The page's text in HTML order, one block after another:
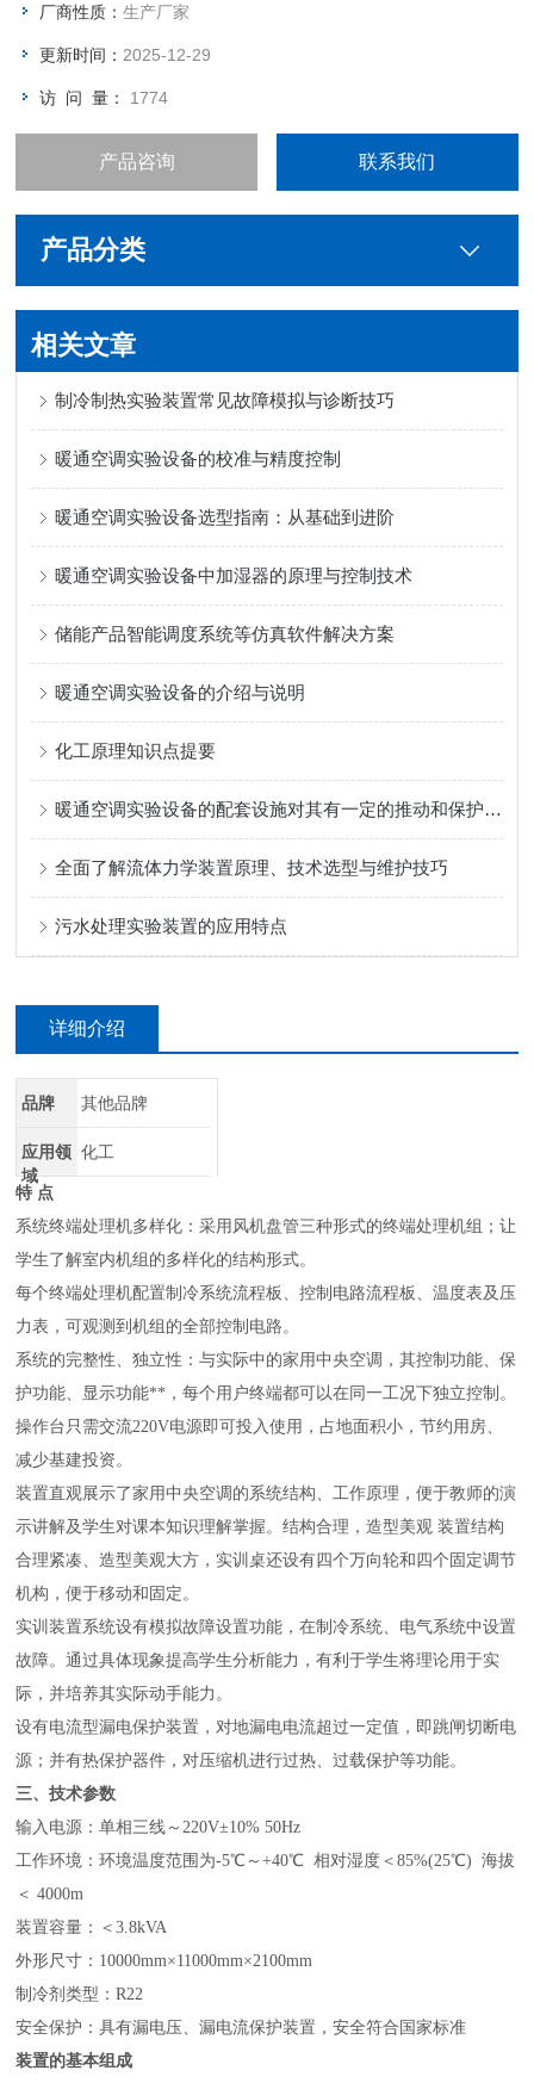
面的技
厂商性质：生产厂家
更新时间： 2025-12-29
访 问 量： 1774
产品咨询 联系我们
产品分类
相关文章
制冷制热实验装置常见故障模拟与诊断技巧
暖通空调实验设备的校准与精度控制
暖通空调实验设备选型指南：从基础到进阶
暖通空调实验设备中加湿器的原理与控制技术
储能产品智能调度系统等仿真软件解决方案
暖通空调实验设备的介绍与说明
化工原理知识点提要
暖通空调实验设备的配套设施对其有一定的推动和保护作用
全面了解流体力学装置原理、技术选型与维护技巧
污水处理实验装置的应用特点
详细介绍
品牌 其他品牌
应用领
域
化工
特 点
系统终端处理机多样化：采用风机盘管三种形式的终端处理机组；让
学生了解室内机组的多样化的结构形式。
每个终端处理机配置制冷系统流程板、控制电路流程板、温度表及压
力表，可观测到机组的全部控制电路。
系统的完整性、独立性：与实际中的家用中央空调，其控制功能、保
护功能、显示功能**，每个用户终端都可以在同一工况下独立控制。
操作台只需交流220V电源即可投入使用，占地面积小，节约用房、
减少基建投资。
装置直观展示了家用中央空调的系统结构、工作原理，便于教师的演
示讲解及学生对课本知识理解掌握。结构合理，造型美观 装置结构
合理紧凑、造型美观大方，实训桌还设有四个万向轮和四个固定调节
机构，便于移动和固定。
实训装置系统设有模拟故障设置功能，在制冷系统、电气系统中设置
故障。通过具体现象提高学生分析能力，有利于学生将理论用于实
际，并培养其实际动手能力。
设有电流型漏电保护装置，对地漏电电流超过一定值，即跳闸切断电
源；并有热保护器件，对压缩机进行过热、过载保护等功能。
三、技术参数
输入电源：单相三线～220V±10% 50Hz
工作环境：环境温度范围为-5℃～+40℃ 相对湿度＜85%(25℃) 海拔
＜ 4000m
装置容量：＜3.8kVA
外形尺寸：10000mm×11000mm×2100mm
制冷剂类型：R22
安全保护：具有漏电压、漏电流保护装置，安全符合国家标准
装置的基本组成